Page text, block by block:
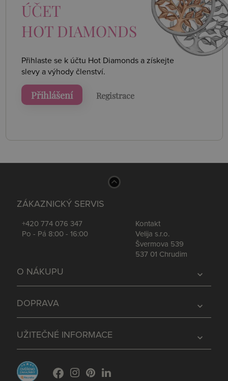
ÚČET
HOT DIAMONDS
Přihlaste se k účtu Hot Diamonds a získejte
slevy a výhody členství.
Přihlášení Registrace
ZÁKAZNICKÝ SERVIS
+420 774 076 347
Po - Pá 8:00 - 16:00
Kontakt
Velija s.r.o.
Švermova 539
537 01 Chrudim
expand_more
O NÁKUPU
expand_more
DOPRAVA
expand_more
UŽITEČNÉ INFORMACE